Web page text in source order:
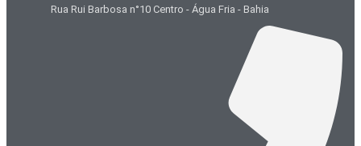
Rua Rui Barbosa n°10 Centro - Água Fria - Bahia